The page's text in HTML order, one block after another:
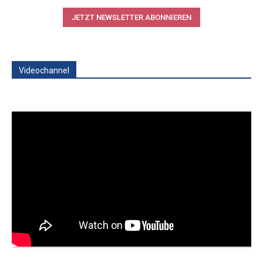
JETZT NEWSLETTER ABONNIEREN
Videochannel